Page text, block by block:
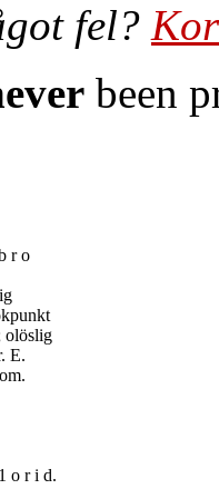
fel?
been
r o
olöslig
E.
o r i d.